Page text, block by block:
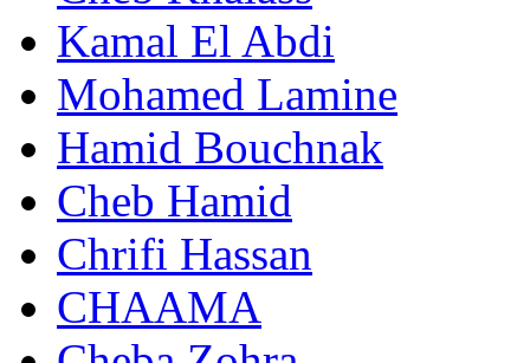
Kamal El Abdi
Mohamed Lamine
Hamid Bouchnak
Cheb Hamid
Chrifi Hassan
CHAAMA